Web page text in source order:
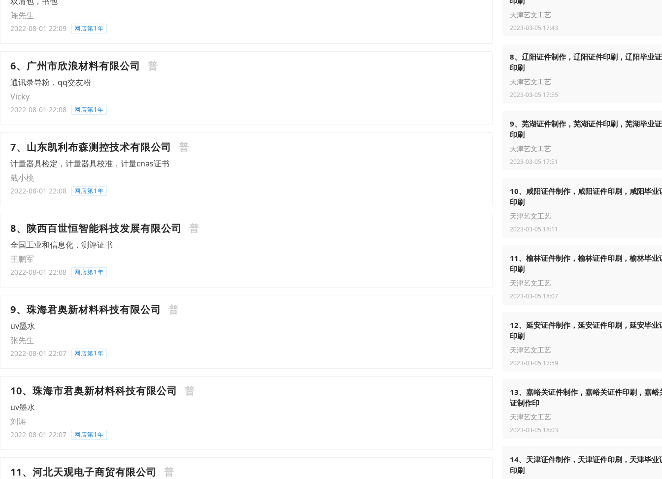
陈先生
2022-08-01 22:09 网店第1年
6、广州市欣浪材料有限公司 普
通讯录导粉，qq交友粉
Vicky
2022-08-01 22:08 网店第1年
7、山东凯利布森测控技术有限公司 普
计量器具检定，计量器具校准，计量cnas证书
戴小桃
2022-08-01 22:08 网店第1年
8、陕西百世恒智能科技发展有限公司 普
全国工业和信息化，测评证书
王鹏军
2022-08-01 22:08 网店第1年
9、珠海君奥新材料科技有限公司 普
uv墨水
张先生
2022-08-01 22:07 网店第1年
10、珠海市君奥新材料科技有限公司 普
uv墨水
刘涛
2022-08-01 22:07 网店第1年
11、河北天观电子商贸有限公司 普
天津艺文工艺
2023-03-05 17:43
8、辽阳证件制作，辽阳证件印刷，辽阳毕业
印刷
天津艺文工艺
2023-03-05 17:55
9、芜湖证件制作，芜湖证件印刷，芜湖毕业
印刷
天津艺文工艺
2023-03-05 17:51
10、咸阳证件制作，咸阳证件印刷，咸阳毕业
印刷
天津艺文工艺
2023-03-05 18:11
11、榆林证件制作，榆林证件印刷，榆林毕业
印刷
天津艺文工艺
2023-03-05 18:07
12、延安证件制作，延安证件印刷，延安毕业
印刷
天津艺文工艺
2023-03-05 17:59
13、嘉峪关证件制作，嘉峪关证件印刷，嘉峪
证制作印
天津艺文工艺
2023-03-05 18:03
14、天津证件制作，天津证件印刷，天津毕业
印刷